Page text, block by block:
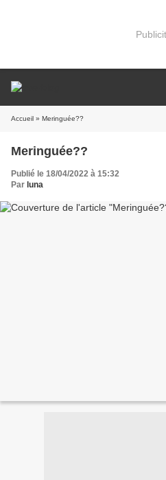
Accueil » Meringuée??
Meringuée??
Publié le 18/04/2022 à 15:32
Par luna